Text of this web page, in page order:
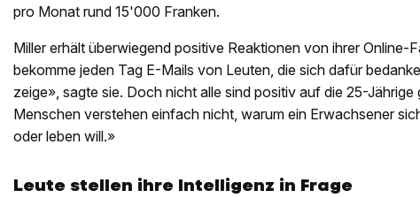
pro Monat rund 15'000 Franken.
Miller erhält überwiegend positive Reaktionen von ihrer Online-
bekomme jeden Tag E-Mails von Leuten, die sich dafür
zeige», sagte sie. Doch nicht alle sind positiv auf die 25-Jährige
Menschen verstehen einfach nicht, warum ein Erwachsener
oder leben will.»
Leute stellen ihre Intelligenz in Frage